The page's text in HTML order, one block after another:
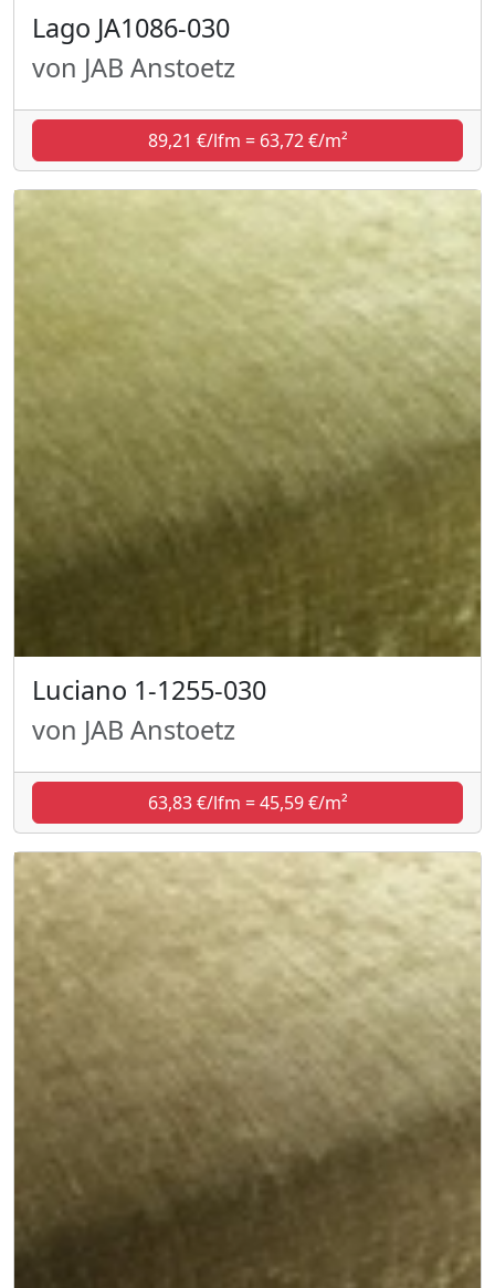
Lago JA1086-030
von JAB Anstoetz
89,21 €/lfm = 63,72 €/m²
Luciano 1-1255-030
von JAB Anstoetz
63,83 €/lfm = 45,59 €/m²